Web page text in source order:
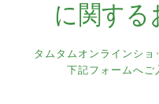
に関する
タムタムオンラインショ
下記フォームへご